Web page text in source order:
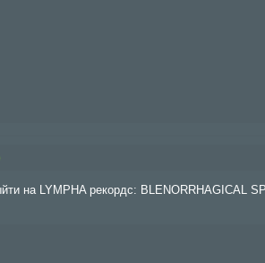
на LYMPHA рекордс: BLENORRHAGICAL